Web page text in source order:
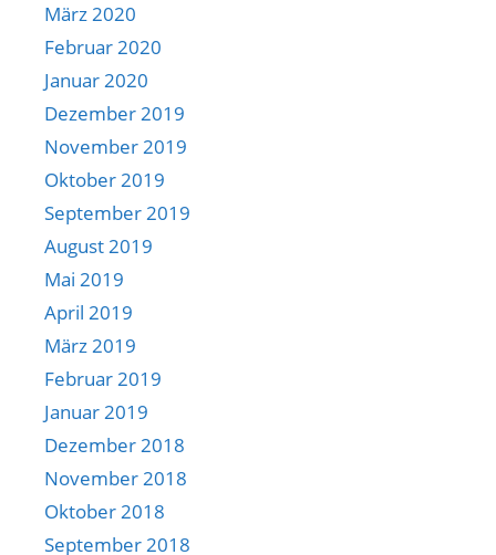
März 2020
Februar 2020
Januar 2020
Dezember 2019
November 2019
Oktober 2019
September 2019
August 2019
Mai 2019
April 2019
März 2019
Februar 2019
Januar 2019
Dezember 2018
November 2018
Oktober 2018
September 2018